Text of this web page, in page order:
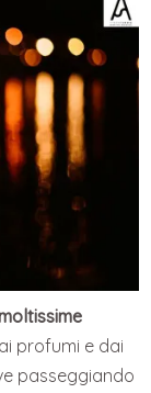
profumi e dai
passeggiando